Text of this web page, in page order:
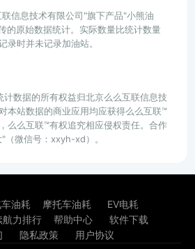
信息技术有限公司"旗下产品"小熊油
的原始数据统计。实际数量比统计数量
录时并未记录加油站。
数据的所有权益归北京么么互联信息技
本站数据的商业应用均应获得么么互联™
么么互联™有权追究相应侵权责任。合作
（微信号：xxyh-xd）。
油耗 摩托车油耗
EV电耗
航力排行 帮助中心
软件下载
隐私政策 用户协议